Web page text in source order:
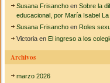
Susana Frisancho enSobre la
educacional, por María Isabel
Susana Frisancho enRoles
Victoria enEl ingreso a los
Archivos
marzo 2026